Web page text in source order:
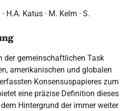
H.A. Katus · M. Kelm · S.
der gemeinschaftlichen Task
amerikanischen und globalen
Konsensuspapieres zum
eine präzise Definition dieses
Hintergrund der immer weiter